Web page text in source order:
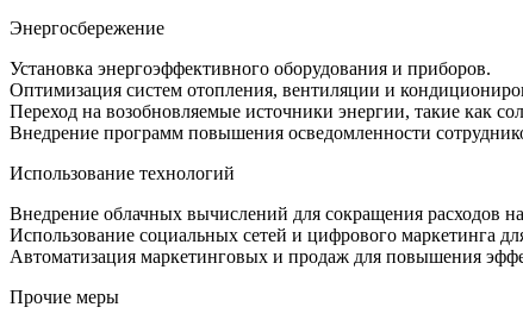
Энергосбережение
Установка энергоэффективного оборудования и приборов.
Оптимизация систем отопления, вентиляции и
Переход на возобновляемые источники энергии, такие как
Внедрение программ повышения осведомленности
Использование технологий
Внедрение облачных вычислений для сокращения расходов
Использование социальных сетей и цифрового маркетинга
Автоматизация маркетинговых и продаж для повышения
Прочие меры